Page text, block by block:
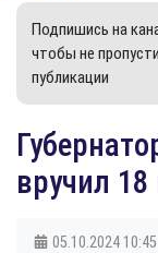
Подпишись на
чтобы не
публикации
вручил
05.10.2024 10:45